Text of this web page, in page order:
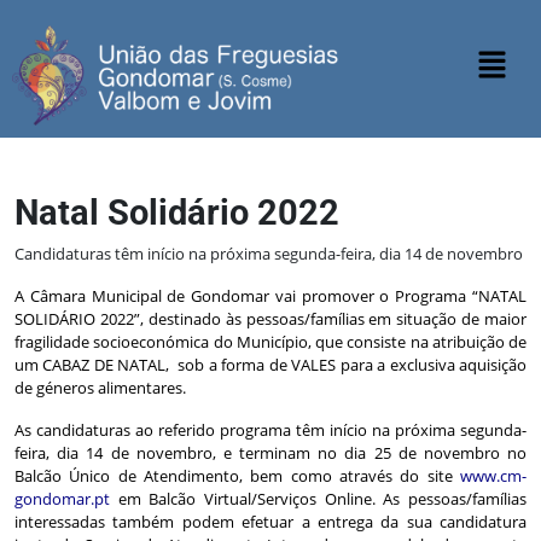
Natal Solidário 2022
Candidaturas têm início na próxima segunda-feira, dia 14 de novembro
A Câmara Municipal de Gondomar vai promover o Programa “NATAL
SOLIDÁRIO 2022”, destinado às pessoas/famílias em situação de maior
fragilidade socioeconómica do Município, que consiste na atribuição de
um CABAZ DE NATAL, sob a forma de VALES para a exclusiva aquisição
de géneros alimentares.
As candidaturas ao referido programa têm início na próxima segunda-
feira, dia 14 de novembro, e terminam no dia 25 de novembro no
Balcão Único de Atendimento, bem como através do site www.cm-
gondomar.pt em Balcão Virtual/Serviços Online. As pessoas/famílias
interessadas também podem efetuar a entrega da sua candidatura